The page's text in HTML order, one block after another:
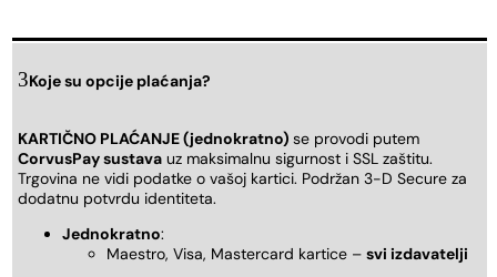
Koje su opcije plaćanja?
KARTIČNO PLAĆANJE (jednokratno) se provodi putem
CorvusPay sustava uz maksimalnu sigurnost i SSL zaštitu.
Trgovina ne vidi podatke o vašoj kartici. Podržan 3-D Secure za
dodatnu potvrdu identiteta.
Jednokratno:
Maestro, Visa, Mastercard kartice – svi izdavatelji